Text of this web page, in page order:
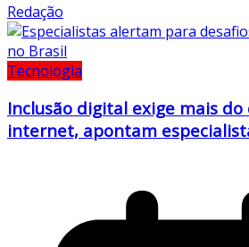
Redação
Tecnologia
Inclusão digital exige mais do
internet, apontam